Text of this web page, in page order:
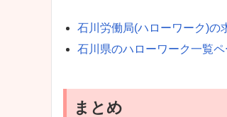
石川労働局(ハローワーク)の
石川県のハローワーク一覧
まとめ